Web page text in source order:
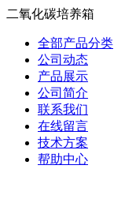
二氧化碳培养箱
全部产品分类
公司动态
产品展示
公司简介
联系我们
在线留言
技术方案
帮助中心